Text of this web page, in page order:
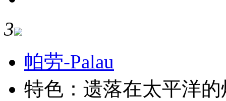
3
帕劳-Palau
特色：遗落在太平洋